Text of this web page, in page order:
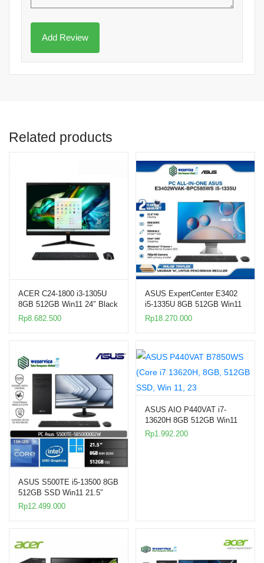
Related products
ACER C24-1800 i3-1305U
8GB 512GB Win11 24″ Black
AIO PC
Rp8.682.500
ASUS ExpertCenter E3402
i5-1335U 8GB 512GB Win11
23.8″ AIO
Rp18.270.000
ASUS S500TE i5-13500 8GB
512GB SSD Win11 21.5″
Desktop PC
Rp12.499.000
ASUS AIO P440VAT i7-
13620H 8GB 512GB Win11
23.8″ Touch
Rp1.992.200